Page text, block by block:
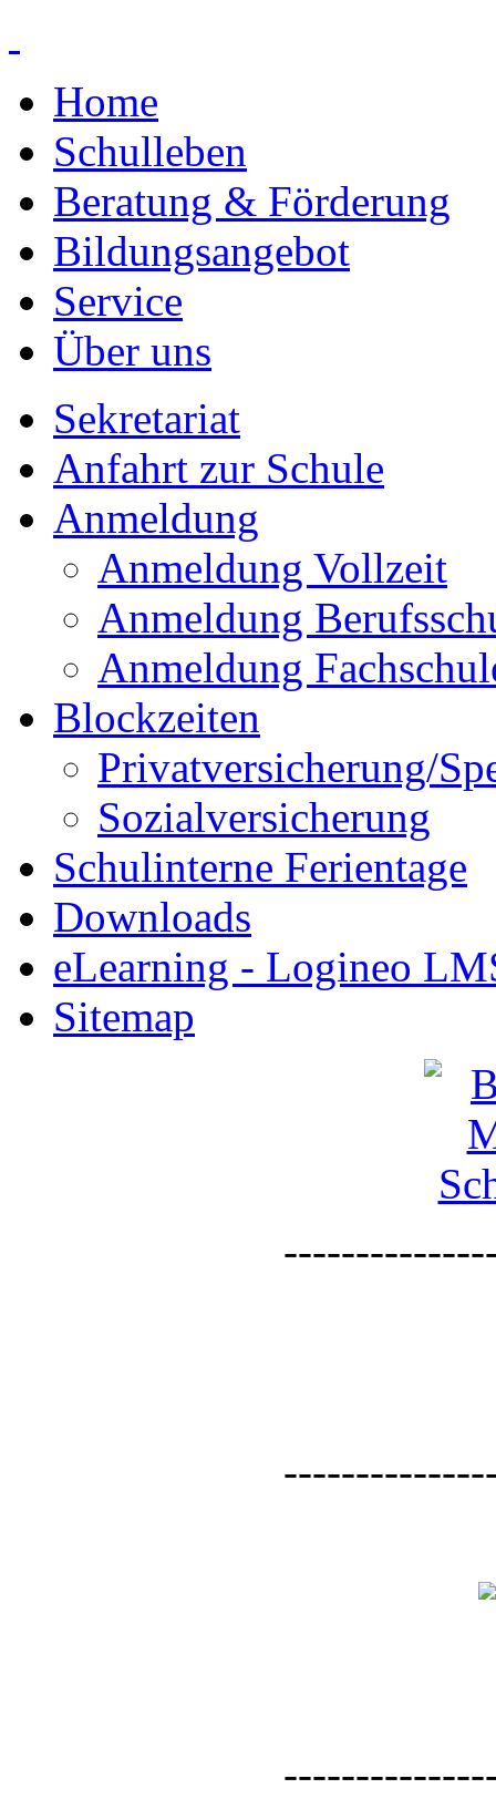
Home
Schulleben
Beratung & Förderung
Bildungsangebot
Service
Über uns
Sekretariat
Anfahrt zur Schule
Anmeldung
Anmeldung Vollzeit
Anmeldung
Anmeldung
Blockzeiten
Privatversicherung/
Sozialversicherung
Schulinterne Ferientage
Downloads
eLearning - Logineo
Sitemap